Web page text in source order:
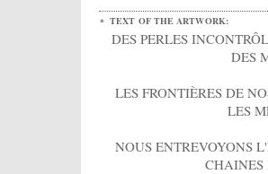
TEXT OF THE ARTWORK:
DES PERLES
DES
LES FRONTIÈRES DE
LES
NOUS ENTREVOYONS